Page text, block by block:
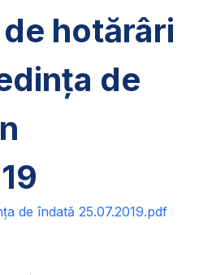
hotărâri
de
de îndată 25.07.2019.pdf